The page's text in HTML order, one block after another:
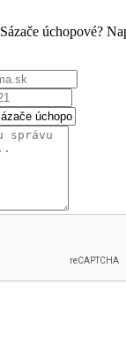
Sázače úchopové?